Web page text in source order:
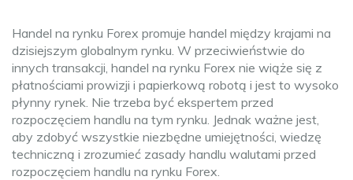
Handel na rynku Forex promuje handel między krajami na
dzisiejszym globalnym rynku. W przeciwieństwie do
innych transakcji, handel na rynku Forex nie wiąże się z
płatnościami prowizji i papierkową robotą i jest to wysoko
płynny rynek. Nie trzeba być ekspertem przed
rozpoczęciem handlu na tym rynku. Jednak ważne jest,
aby zdobyć wszystkie niezbędne umiejętności, wiedzę
techniczną i zrozumieć zasady handlu walutami przed
rozpoczęciem handlu na rynku Forex.